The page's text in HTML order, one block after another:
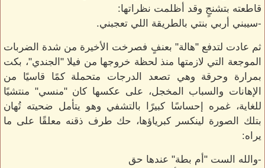
قاطعته بتشنجٍ وقد أظلمت نظراتها:
-سيبني أربي بنتي بالطريقة اللي تعجبني.
ثم عادت لتدفع "هالة" بعنفٍ فصرخت الأخيرة من شدة الضربات
الموجعة التي لازمتها منذ لحظة خروجها من فيلا "الجندي"، بكت
بمرارة وحرقة وهي تصعد الدرجات متحملة كمًا قاسيًا من
الإهانات والسباب المخجل، على عكسها كان "منسي" منتشيًا
للغاية، غمره إحساسًا كبيرًا بالتشفي وهو يتأمل ضحيته تُهان
بتلك الصورة لينكسر كبرياؤها، حك طرف ذقنه معلقًا على ما
يراه:
-والله الست "أم بطة" عندها حق